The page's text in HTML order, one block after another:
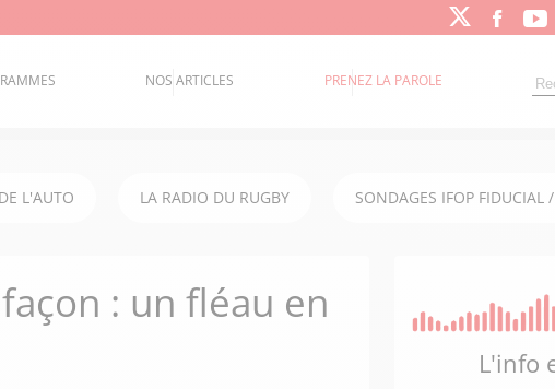
NOS ARTICLES PRENEZ LA PAROLE
L'AUTO LA RADIO DU RUGBY SONDAGES IFOP FIDUCIAL
: un fléau en
L'info